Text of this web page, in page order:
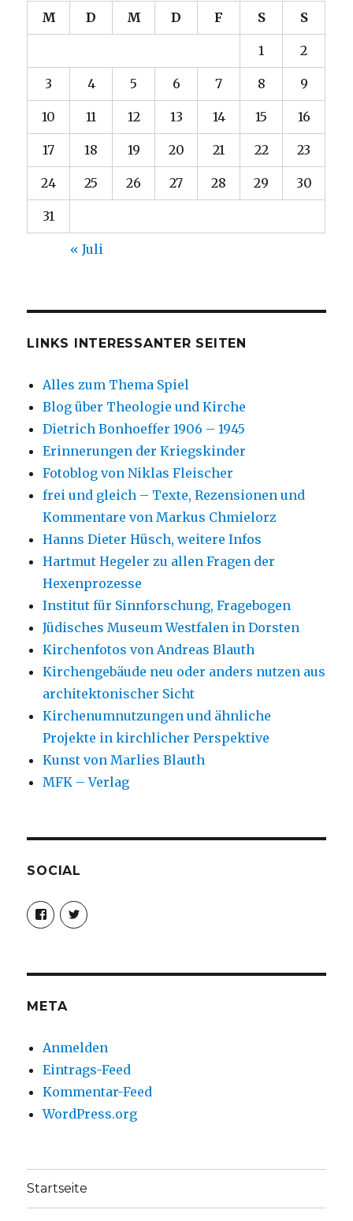
M D M D F S S
1 2
3 4 5 6 7 8 9
10 11 12 13 14 15 16
17 18 19 20 21 22 23
24 25 26 27 28 29 30
31
« Juli
LINKS INTERESSANTER SEITEN
Alles zum Thema Spiel
Blog über Theologie und Kirche
Dietrich Bonhoeffer 1906 – 1945
Erinnerungen der Kriegskinder
Fotoblog von Niklas Fleischer
frei und gleich – Texte, Rezensionen und
Kommentare von Markus Chmielorz
Hanns Dieter Hüsch, weitere Infos
Hartmut Hegeler zu allen Fragen der
Hexenprozesse
Institut für Sinnforschung, Fragebogen
Jüdisches Museum Westfalen in Dorsten
Kirchenfotos von Andreas Blauth
Kirchengebäude neu oder anders nutzen aus
architektonischer Sicht
Kirchenumnutzungen und ähnliche
Projekte in kirchlicher Perspektive
Kunst von Marlies Blauth
MFK – Verlag
SOCIAL
Profil
von
christoph.fleischer1
anzeigen
Profil
von
anzeigen
META
Anmelden
Eintrags-Feed
Kommentar-Feed
WordPress.org
Startseite